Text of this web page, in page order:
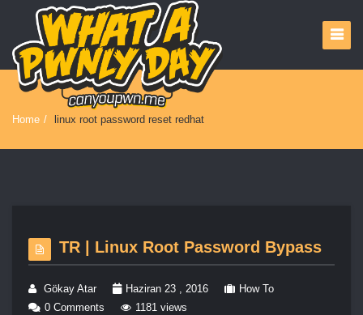
Home / linux root password reset redhat
TR | Linux Root Password Bypass
Gökay Atar Haziran 23 , 2016
How To
0 Comments
1181 views